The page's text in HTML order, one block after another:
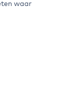
waar